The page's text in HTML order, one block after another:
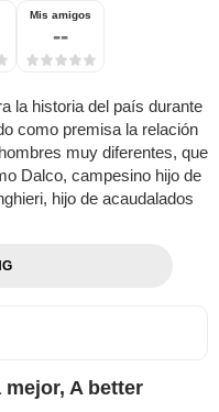
Mis amigos
--
la historia del país durante
como premisa la relación
muy diferentes, que
Dalco, campesino hijo de
hijo de acaudalados
mejor, A better